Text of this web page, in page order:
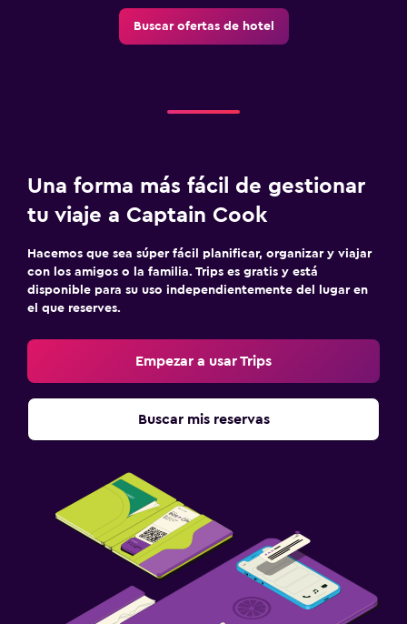
Buscar ofertas de hotel
Una forma más fácil de gestionar
tu viaje a Captain Cook
Hacemos que sea súper fácil planificar, organizar y viajar
con los amigos o la familia. Trips es gratis y está
disponible para su uso independientemente del lugar en
el que reserves.
Empezar a usar Trips
Buscar mis reservas